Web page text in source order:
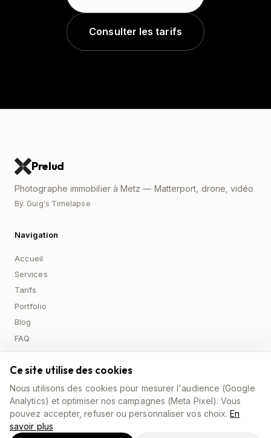
Consulter les tarifs
Prelud
Photographe immobilier à Metz — Matterport, drone, vidéo
By. Guig's Timelapse
Navigation
Accueil
Services
Tarifs
Portfolio
Blog
FAQ
Services
Photos HDR
Drone Aérien 4K
Ce site utilise des cookies
Nous utilisons des cookies pour mesurer l'audience (Google
Analytics) et optimiser nos campagnes (Meta Pixel). Vous
pouvez accepter, refuser ou personnaliser vos choix.En
savoir plus